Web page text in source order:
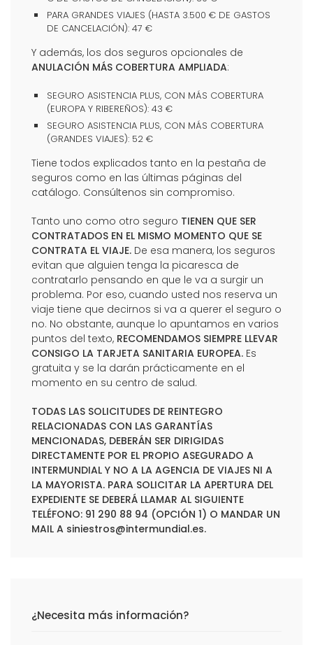
PARA GRANDES VIAJES (HASTA 3.500 € DE GASTOS
DE CANCELACIÓN): 47 €
Y además, los dos seguros opcionales de
ANULACIÓN MÁS COBERTURA AMPLIADA:
SEGURO ASISTENCIA PLUS, CON MÁS COBERTURA
(EUROPA Y RIBEREÑOS): 43 €
SEGURO ASISTENCIA PLUS, CON MÁS COBERTURA
(GRANDES VIAJES): 52 €
Tiene todos explicados tanto en la pestaña de
seguros como en las últimas páginas del
catálogo. Consúltenos sin compromiso.
Tanto uno como otro seguro TIENEN QUE SER
CONTRATADOS EN EL MISMO MOMENTO QUE SE
CONTRATA EL VIAJE. De esa manera, los seguros
evitan que alguien tenga la picaresca de
contratarlo pensando en que le va a surgir un
problema. Por eso, cuando usted nos reserva un
viaje tiene que decirnos si va a querer el seguro o
no. No obstante, aunque lo apuntamos en varios
puntos del texto, RECOMENDAMOS SIEMPRE LLEVAR
CONSIGO LA TARJETA SANITARIA EUROPEA. Es
gratuita y se la darán prácticamente en el
momento en su centro de salud.
TODAS LAS SOLICITUDES DE REINTEGRO
RELACIONADAS CON LAS GARANTÍAS
MENCIONADAS, DEBERÁN SER DIRIGIDAS
DIRECTAMENTE POR EL PROPIO ASEGURADO A
INTERMUNDIAL Y NO A LA AGENCIA DE VIAJES NI A
LA MAYORISTA. PARA SOLICITAR LA APERTURA DEL
EXPEDIENTE SE DEBERÁ LLAMAR AL SIGUIENTE
TELÉFONO: 91 290 88 94 (OPCIÓN 1) O MANDAR UN
MAIL A siniestros@intermundial.es.
¿Necesita más información?